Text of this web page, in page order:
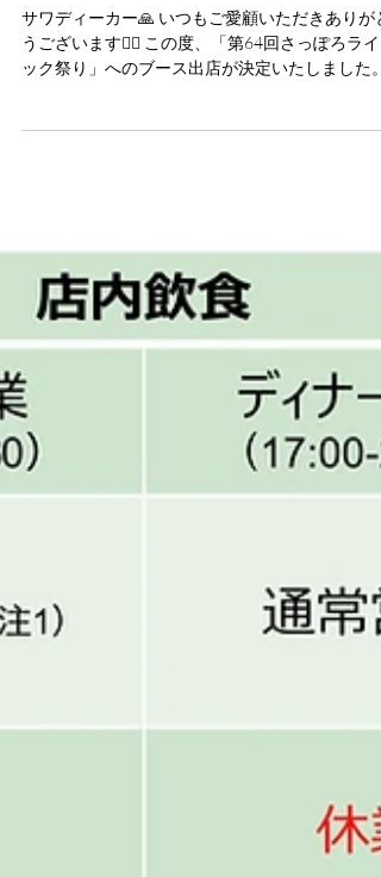
りへ出店いたします】
サワディーカー🙏 いつもご愛顧いただきありがと
大通り公園6丁目のメイン会場にて、5月18日